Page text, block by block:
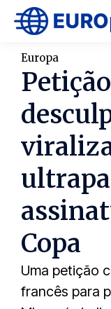
Europa
Copa
Uma petição
francês para